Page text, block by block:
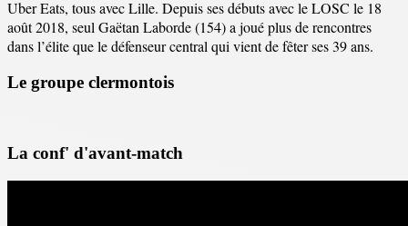
Uber Eats, tous avec Lille. Depuis ses débuts avec le LOSC le 18
août 2018, seul Gaëtan Laborde (154) a joué plus de rencontres
dans l’élite que le défenseur central qui vient de fêter ses 39 ans.
Le groupe clermontois
La conf' d'avant-match